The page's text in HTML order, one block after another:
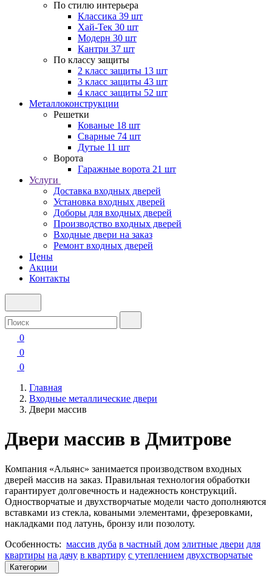
По стилю интерьера
Классика 39 шт
Хай-Тек 30 шт
Модерн 30 шт
Кантри 37 шт
По классу защиты
2 класс защиты 13 шт
3 класс защиты 43 шт
4 класс защиты 52 шт
Металлоконструкции
Решетки
Кованые 18 шт
Сварные 74 шт
Дутые 11 шт
Ворота
Гаражные ворота 21 шт
Услуги
Доставка входных дверей
Установка входных дверей
Доборы для входных дверей
Производство входных дверей
Входные двери на заказ
Ремонт входных дверей
Цены
Акции
Контакты
0
0
0
Главная
Входные металлические двери
Двери массив
Двери массив в Дмитрове
Компания «Альянс» занимается производством входных
дверей массив на заказ. Правильная технология обработки
гарантирует долговечность и надежность конструкций.
Одностворчатые и двухстворчатые модели часто дополняются
вставками из стекла, коваными элементами, фрезеровками,
накладками под латунь, бронзу или позолоту.
Особенность: массив дуба в частный дом элитные двери для
квартиры на дачу в квартиру с утеплением двухстворчатые
Категории